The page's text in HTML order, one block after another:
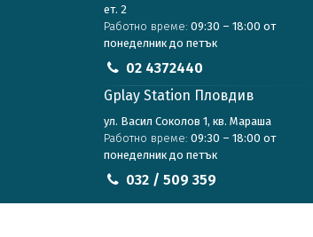
ет. 2
Работно време: 09:30 – 18:00 от
понеделник до петък
02 4372440
Gplay Station Пловдив
ул. Васил Соколов 1, кв. Мараша
Работно време: 09:30 – 18:00 от
понеделник до петък
032 / 509 359